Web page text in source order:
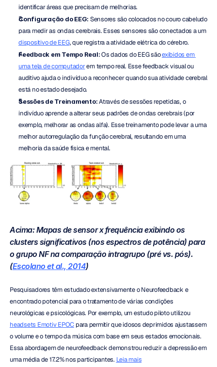
identificar áreas que precisam de melhorias.
Configuração do EEG: Sensores são colocados no couro cabeludo
para medir as ondas cerebrais. Esses sensores são conectados a um
dispositivo de EEG, que registra a atividade elétrica do cérebro.
Feedback em Tempo Real: Os dados do EEG são exibidos em
uma tela de computador em tempo real. Esse feedback visual ou
auditivo ajuda o indivíduo a reconhecer quando sua atividade cerebral
está no estado desejado.
Sessões de Treinamento: Através de sessões repetidas, o
indivíduo aprende a alterar seus padrões de ondas cerebrais (por
exemplo, melhorar as ondas alfa). Esse treinamento pode levar a uma
melhor autorregulação da função cerebral, resultando em uma
melhoria da saúde física e mental.
Acima: Mapas de sensor x frequência exibindo os
clusters significativos (nos espectros de potência) para
o grupo NF na comparação intragrupo (pré vs. pós).
(Escolano et al., 2014)
Pesquisadores têm estudado extensivamente o Neurofeedback e
encontrado potencial para o tratamento de várias condições
neurológicas e psicológicas. Por exemplo, um estudo piloto utilizou
headsets Emotiv EPOC para permitir que idosos deprimidos ajustassem
o volume e o tempo da música com base em seus estados emocionais.
Essa abordagem de neurofeedback demonstrou reduzir a depressão em
uma média de 17.2% nos participantes. Leia mais